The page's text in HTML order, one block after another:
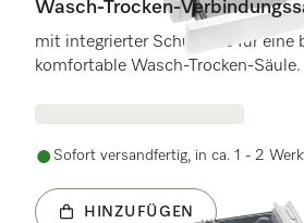
Wasch-Trocken-
mit integrierter Schublade für eine
komfortable Wasch-Trocken-Säule.
Sofort versandfertig, in ca. 1 - 2
HINZUFÜGEN